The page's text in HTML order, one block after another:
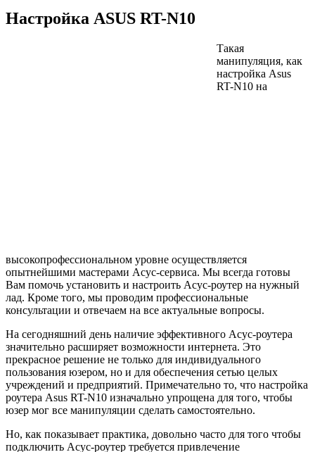
Настройка ASUS RT-N10
Такая
манипуляция, как
настройка Asus
RT-N10 на
высокопрофессиональном уровне осуществляется
опытнейшими мастерами Асус-сервиса. Мы всегда готовы
Вам помочь установить и настроить Асус-роутер на нужный
лад. Кроме того, мы проводим профессиональные
консультации и отвечаем на все актуальные вопросы.
На сегодняшний день наличие эффективного Асус-роутера
значительно расширяет возможности интернета. Это
прекрасное решение не только для индивидуального
пользования юзером, но и для обеспечения сетью целых
учреждений и предприятий. Примечательно то, что настройка
роутера Asus RT-N10 изначально упрощена для того, чтобы
юзер мог все манипуляции сделать самостоятельно.
Но, как показывает практика, довольно часто для того чтобы
подключить Асус-роутер требуется привлечение